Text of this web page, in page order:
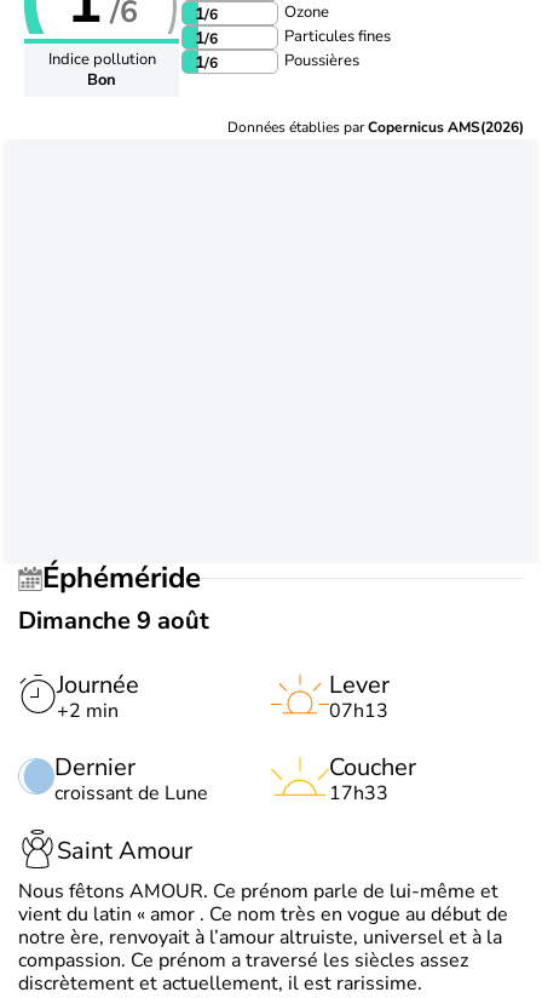
/6
Indice pollution
Bon
1/6 Ozone
1/6 Particules fines
1/6 Poussières
Données établies parCopernicus AMS(2026)
Éphéméride
Dimanche 9 août
Journée
+2 min
Dernier
croissant de Lune
Lever
07h13
Coucher
17h33
Saint Amour
Nous fêtons AMOUR. Ce prénom parle de lui-même et
vient du latin « amor . Ce nom très en vogue au début de
notre ère, renvoyait à l’amour altruiste, universel et à la
compassion. Ce prénom a traversé les siècles assez
discrètement et actuellement, il est rarissime.